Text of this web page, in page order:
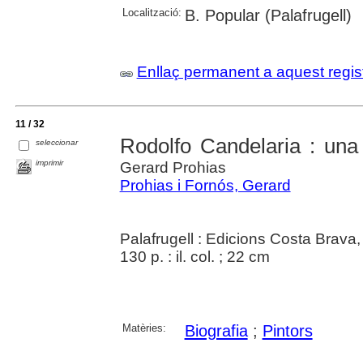
Localització: B. Popular (Palafrugell)
Enllaç permanent a aquest
11 / 32
seleccionar
imprimir
Rodolfo Candelaria :
Gerard Prohias
Prohias i Fornós, Gerard
Palafrugell : Edicions Costa
130 p. : il. col. ; 22 cm
Matèries: Biografia; Pintors